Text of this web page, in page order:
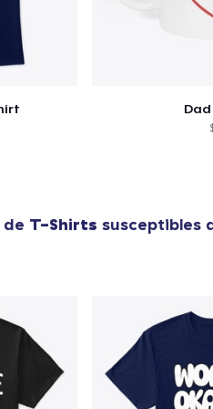
Dad
de T-Shirts susceptibles
Unisex
Women's
Premium
Women's